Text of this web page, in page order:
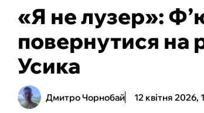
«Я не лузер»:
повернутися на
Усика
Дмитро Чорнобай 12 квітня 2026,